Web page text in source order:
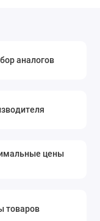
пучка,
аналогов
цены
товаров